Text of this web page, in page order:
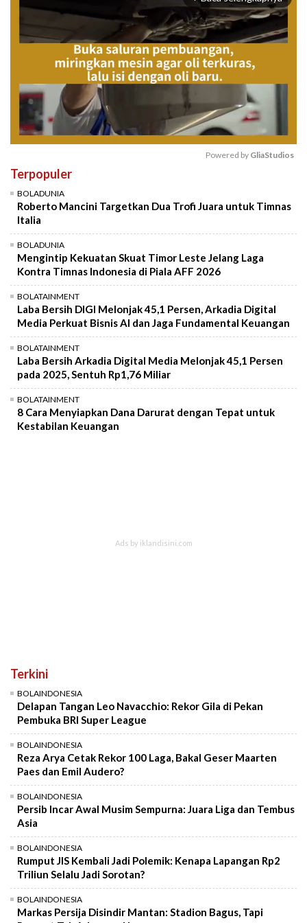
Powered by GliaStudios
Terpopuler
BOLADUNIA
Roberto Mancini Targetkan Dua Trofi Juara untuk Timnas
Italia
BOLADUNIA
Mengintip Kekuatan Skuat Timor Leste Jelang Laga
Kontra Timnas Indonesia di Piala AFF 2026
BOLATAINMENT
Laba Bersih DIGI Melonjak 45,1 Persen, Arkadia Digital
Media Perkuat Bisnis AI dan Jaga Fundamental Keuangan
BOLATAINMENT
Laba Bersih Arkadia Digital Media Melonjak 45,1 Persen
pada 2025, Sentuh Rp1,76 Miliar
BOLATAINMENT
8 Cara Menyiapkan Dana Darurat dengan Tepat untuk
Kestabilan Keuangan
Terkini
BOLAINDONESIA
Delapan Tangan Leo Navacchio: Rekor Gila di Pekan
Pembuka BRI Super League
BOLAINDONESIA
Reza Arya Cetak Rekor 100 Laga, Bakal Geser Maarten
Paes dan Emil Audero?
BOLAINDONESIA
Persib Incar Awal Musim Sempurna: Juara Liga dan Tembus
Asia
BOLAINDONESIA
Rumput JIS Kembali Jadi Polemik: Kenapa Lapangan Rp2
Triliun Selalu Jadi Sorotan?
BOLAINDONESIA
Markas Persija Disindir Mantan: Stadion Bagus, Tapi